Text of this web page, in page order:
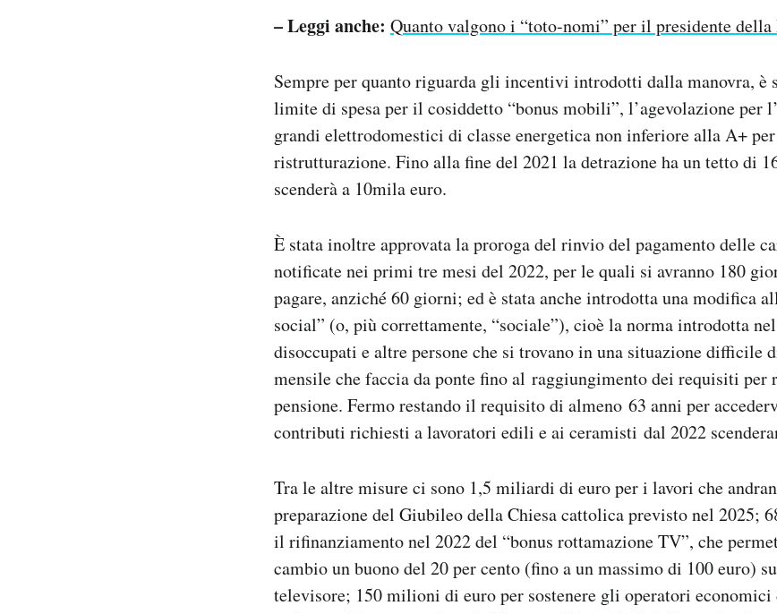
– Leggi anche: Quanto valgono i “toto-nomi” per il presidente della
Sempre per quanto riguarda gli incentivi introdotti dalla manovra, è
limite di spesa per il cosiddetto “bonus mobili”, l’agevolazione per
grandi elettrodomestici di classe energetica non inferiore alla A+
ristrutturazione. Fino alla fine del 2021 la detrazione ha un tetto di
scenderà a 10mila euro.
È stata inoltre approvata la proroga del rinvio del pagamento delle
notificate nei primi tre mesi del 2022, per le quali si avranno 180
pagare, anziché 60 giorni; ed è stata anche introdotta una modifica
social” (o, più correttamente, “sociale”), cioè la norma introdotta
disoccupati e altre persone che si trovano in una situazione difficile
mensile che faccia da ponte fino al raggiungimento dei requisiti per
pensione. Fermo restando il requisito di almeno 63 anni per
contributi richiesti a lavoratori edili e ai ceramisti dal 2022
Tra le altre misure ci sono 1,5 miliardi di euro per i lavori che
preparazione del Giubileo della Chiesa cattolica previsto nel 2025;
il rifinanziamento nel 2022 del “bonus rottamazione TV”, che
cambio un buono del 20 per cento (fino a un massimo di 100 euro)
televisore; 150 milioni di euro per sostenere gli operatori economici